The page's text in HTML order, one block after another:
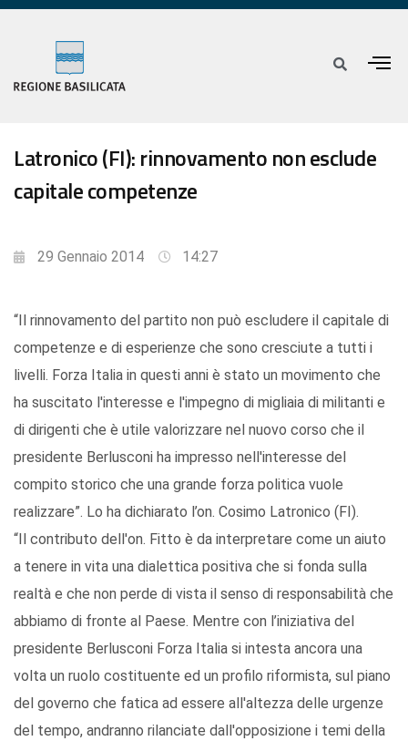
Latronico (FI): rinnovamento non esclude
capitale competenze
29 Gennaio 2014 14:27
“Il rinnovamento del partito non può escludere il capitale di
competenze e di esperienze che sono cresciute a tutti i
livelli. Forza Italia in questi anni è stato un movimento che
ha suscitato l'interesse e l'impegno di migliaia di militanti e
di dirigenti che è utile valorizzare nel nuovo corso che il
presidente Berlusconi ha impresso nell'interesse del
compito storico che una grande forza politica vuole
realizzare”. Lo ha dichiarato l’on. Cosimo Latronico (FI).
“Il contributo dell'on. Fitto è da interpretare come un aiuto
a tenere in vita una dialettica positiva che si fonda sulla
realtà e che non perde di vista il senso di responsabilità che
abbiamo di fronte al Paese. Mentre con l’iniziativa del
presidente Berlusconi Forza Italia si intesta ancora una
volta un ruolo costituente ed un profilo riformista, sul piano
del governo che fatica ad essere all'altezza delle urgenze
del tempo, andranno rilanciate dall'opposizione i temi della